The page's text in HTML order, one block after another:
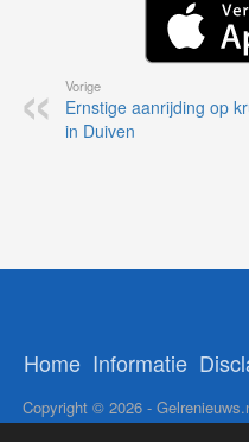
Vorige
Ernstige aanrijding op
in Duiven
Home Informatie
Copyright © 2026 -